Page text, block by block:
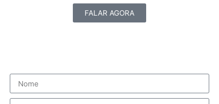
FALAR AGORA